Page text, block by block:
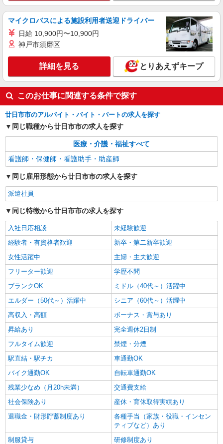
マイクロバスによる施設利用者送迎ドライバー
日給 10,900円〜10,900円
神戸市須磨区
詳細を見る とりあえずキープ
このお仕事に関連する条件で探す
廿日市市のアルバイト・バイト・パートの求人を探す
同じ職種から廿日市市の求人を探す
医療・介護・福祉すべて
看護師・保健師・看護助手・助産師
同じ雇用形態から廿日市市の求人を探す
派遣社員
同じ特徴から廿日市市の求人を探す
入社日応相談
未経験歓迎
経験者・有資格者歓迎
新卒・第二新卒歓迎
女性活躍中
主婦・主夫歓迎
フリーター歓迎
学歴不問
ブランクOK
ミドル（40代～）活躍中
エルダー（50代～）活躍中
シニア（60代～）活躍中
高収入・高額
ボーナス・賞与あり
昇給あり
完全週休2日制
フルタイム歓迎
禁煙・分煙
駅直結・駅チカ
車通勤OK
バイク通勤OK
自転車通勤OK
残業少なめ（月20h未満）
交通費支給
社会保険あり
産休・育休取得実績あり
退職金・財形貯蓄制度あり
各種手当（家族・役職・インセン
ティブなど）あり
制服貸与
研修制度あり